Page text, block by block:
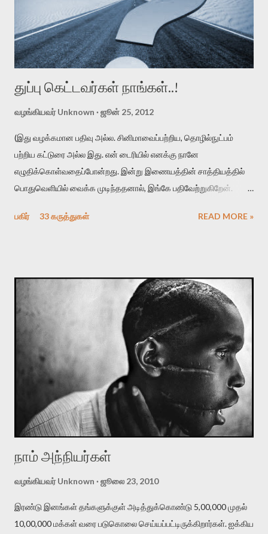
துப்பு கெட்டவர்கள் நாங்கள்..!
வழங்கியவர்Unknown ஜூன் 25, 2012
(இது வழக்கமான பதிவு அல்ல. சினிமாவைப்பற்றிய, தொழில்நுட்பம்
பற்றிய கட்டுரை அல்ல இது. என் டைரியில் எனக்கு நானே
எழுதிக்கொள்வதைப்போன்றது. இன்று இணையத்தின் சாத்தியத்தில்
பொதுவெளியில் வைக்க முடிந்ததனால், இங்கே பதிவேற்றுகிறேன்.
ஓய்வாக இருப்பின், ஒரு சினிமாக்காரனின் சுய புலம்பலைப் படிக்க
பயணமும் ஒரே வித அனுபவத்தையே கொடுத்தன. இதை அனுபவம்
என்று சொல்லுவதை விட, ஒருவித மன அயர்ச்சி என்று சொல்வது
இன்னும் பொருத்தமாக இருக்கும். இரண்டு பயணங்களிலுமே என்
பால்யகால நண்பர்களில் சிலரைச் சந்திக்கும் வாய்ப்பு ஏற்பட்டது. பதினேழு
பதினெட்டு வருடங்களுக்கு பிறகு அவர்களில் சிலரைச் சந்தித்தேன்.
பிளஸ் டூ படித்துவிட்டு, கல்லூரி படிப்புக்கு பெங்களூர் போனவன். அங்கே
ஏழுவருடம், பின் சென்னையில் பத்துவருடம் என என் கிராமத்தையும்
நண்பர்களையும் பிரிந்து ரொம்ப நாட்கள் ஆகிவிட்டது. இடையில் அவ...
பகிர் 33 கருத்துகள் READ MORE »
நாம் அந்நியர்கள்
வழங்கியவர்Unknown ஜூலை 23, 2010
இரண்டு இனங்கள் தங்களுக்குள் அடித்துக்கொண்டு 5,00,000 முதல்
10,00,000 மக்கள் வரை படுகொலை செய்யப்பட்டிருக்கிறார்கள். ஐக்கிய